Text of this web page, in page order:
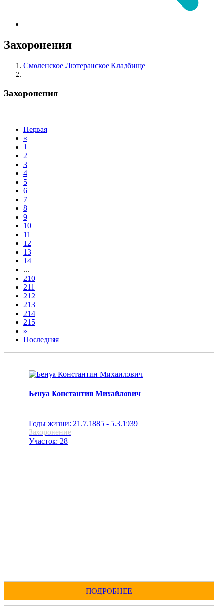
Захоронения
Смоленское Лютеранское Кладбище
Захоронения
Первая
«
1
2
3
4
5
6
7
8
9
10
11
12
13
14
...
210
211
212
213
214
215
»
Последняя
Бенуа Константин Михайлович
Годы жизни: 21.7.1885 - 5.3.1939
Захоронение
Участок: 28
ПОДРОБНЕЕ